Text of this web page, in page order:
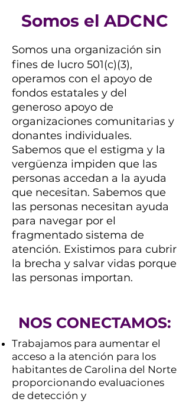
Somos el AD​CNC
Somos una organización sin
fines de lucro 501(c)(3),
operamos con el apoyo de
fondos estatales y del
generoso apoyo de
organizaciones comunitarias y
donantes individuales.
Sabemos que el estigma y la
vergüenza impiden que las
personas accedan a la ayuda
que necesitan. Sabemos que
las personas necesitan ayuda
para navegar por el
fragmentado sistema de
atención. Existimos para cubrir
la brecha y salvar vidas porque
las personas importan.
NOS CONECTAMOS:
Trabajamos para aumentar el
acceso a la atención para los
habitantes de Carolina del Norte
proporcionando evaluaciones
de detección y